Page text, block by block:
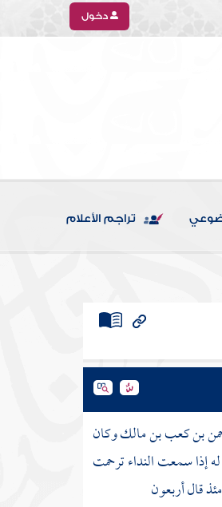
دخول
تراجم الأعلام
بن كعب بن مالكوكان
إذا سمعت النداء ترحمت
قال أربعون